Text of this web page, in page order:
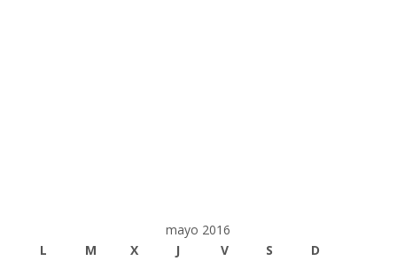
mayo 2016
L
M X J V S
D